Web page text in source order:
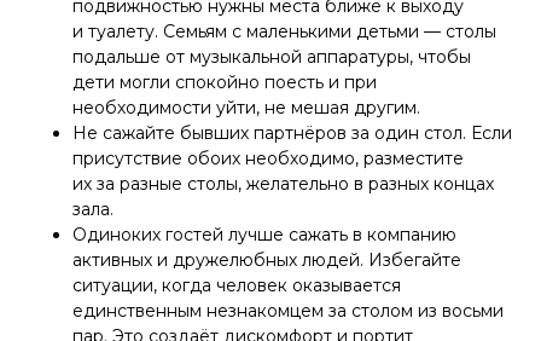
подвижностью нужны места ближе к выходу
и туалету. Семьям с маленькими детьми — столы
подальше от музыкальной аппаратуры, чтобы
дети могли спокойно поесть и при
необходимости уйти, не мешая другим.
Не сажайте бывших партнёров за один стол. Если
присутствие обоих необходимо, разместите
их за разные столы, желательно в разных концах
зала.
Одиноких гостей лучше сажать в компанию
активных и дружелюбных людей. Избегайте
ситуации, когда человек оказывается
единственным незнакомцем за столом из восьми
пар. Это создаёт дискомфорт и портит